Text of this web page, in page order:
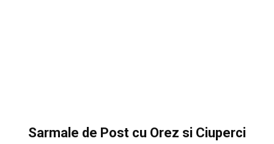
Sarmale de Post cu Orez si Ciuperci